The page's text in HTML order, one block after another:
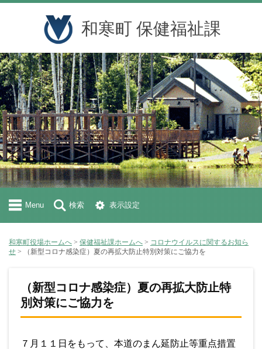
和寒町 保健福祉課
Menu 検索 表示設定
和寒町役場ホームへ > 保健福祉課ホームへ > コロナウイルスに関するお知ら
せ > （新型コロナ感染症）夏の再拡大防止特別対策にご協力を
（新型コロナ感染症）夏の再拡大防止特
別対策にご協力を
７月１１日をもって、本道のまん延防止等重点措置